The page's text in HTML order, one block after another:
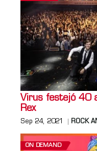
Virus festejó 40
Rex
Sep 24, 2021 ROCK
ON DEMAND